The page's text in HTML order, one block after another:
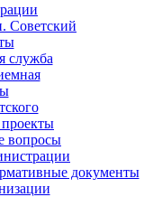
Советский
служба
вопросы
документы